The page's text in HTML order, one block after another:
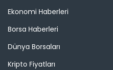
Ekonomi Haberleri
Borsa Haberleri
Dünya Borsaları
Kripto Fiyatları